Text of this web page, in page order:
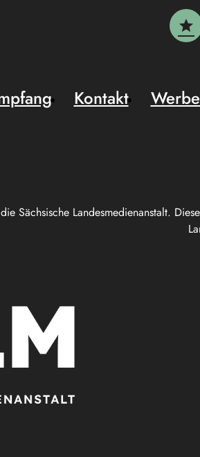
Sächsische Landesmedienanstalt.
Kontakt